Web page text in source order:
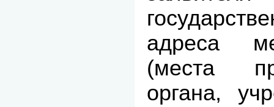
адреса
(места
органа,